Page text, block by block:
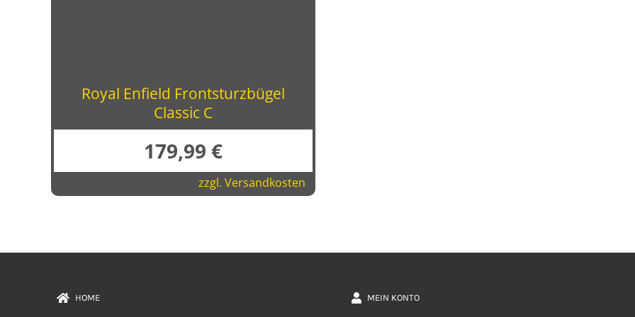
Royal Enfield Frontsturzbügel
Classic C
179,99 €
zzgl.Versandkosten
HOME MEIN KONTO